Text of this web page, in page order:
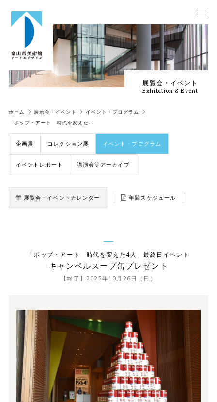
展覧会・イベント
Exhibition & Event
ホーム 展示会・イベント
イベント・プログラム
「ポップ・アート 時代を変えた…
企画展 コレクション展 イベント・プログラム
イベントレポート 講演会等アーカイブ
展覧会・イベントカレンダー 年間スケジュール
「ポップ・アート 時代を変えた4人」最終日イベント
キャンベルスープ缶プレゼント
【終了】2025年10月26日（日）